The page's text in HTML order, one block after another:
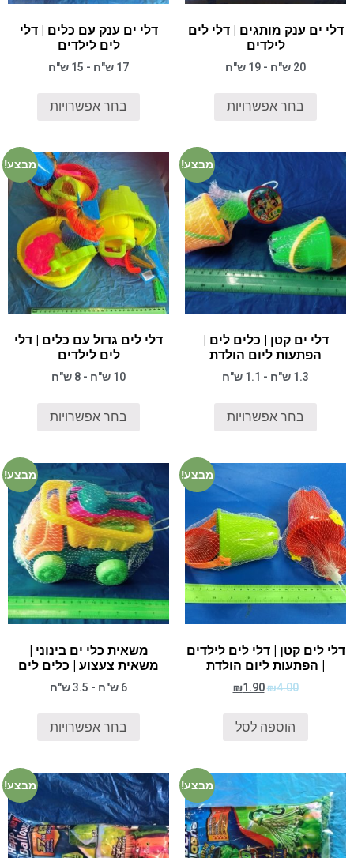
דלי ים ענק מותגים | דלי לים
לילדים
20 ש"ח - 19 ש"ח
בחר אפשרויות
דלי ים ענק עם כלים | דלי
לים לילדים
17 ש"ח - 15 ש"ח
בחר אפשרויות
מבצע!
דלי ים קטן | כלים לים |
הפתעות ליום הולדת
1.3 ש"ח - 1.1 ש"ח
בחר אפשרויות
מבצע!
דלי לים גדול עם כלים | דלי
לים לילדים
10 ש"ח - 8 ש"ח
בחר אפשרויות
מבצע!
דלי לים קטן | דלי לים לילדים
| הפתעות ליום הולדת
₪4.00
₪1.90
הוספה לסל
מבצע!
משאית כלי ים בינוני |
משאית צעצוע | כלים לים
6 ש"ח - 3.5 ש"ח
בחר אפשרויות
מבצע! מבצע!